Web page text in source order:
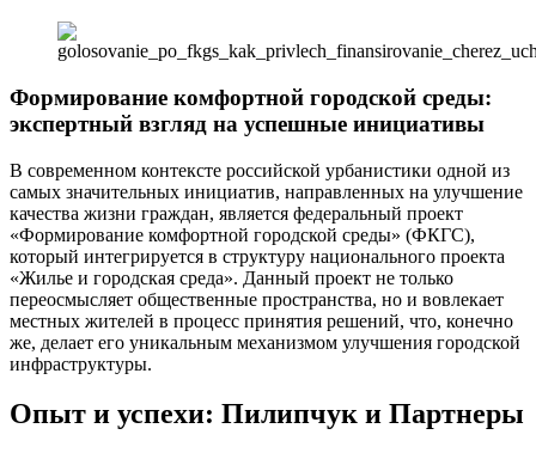
Формирование комфортной городской среды:
экспертный взгляд на успешные инициативы
В современном контексте российской урбанистики одной из
самых значительных инициатив, направленных на улучшение
качества жизни граждан, является федеральный проект
«Формирование комфортной городской среды» (ФКГС),
который интегрируется в структуру национального проекта
«Жилье и городская среда». Данный проект не только
переосмысляет общественные пространства, но и вовлекает
местных жителей в процесс принятия решений, что, конечно
же, делает его уникальным механизмом улучшения городской
инфраструктуры.
Опыт и успехи: Пилипчук и Партнеры